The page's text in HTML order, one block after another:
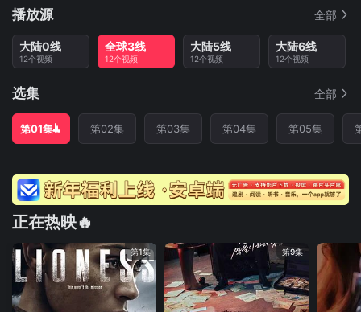
播放源 全部
大陆0线
12个视频
全球3线
12个视频
大陆5线
12个视频
大陆6线
12个视频
选集 全部
第01集 第02集 第03集 第04集 第05集
正在热映🔥
第1集 第9集